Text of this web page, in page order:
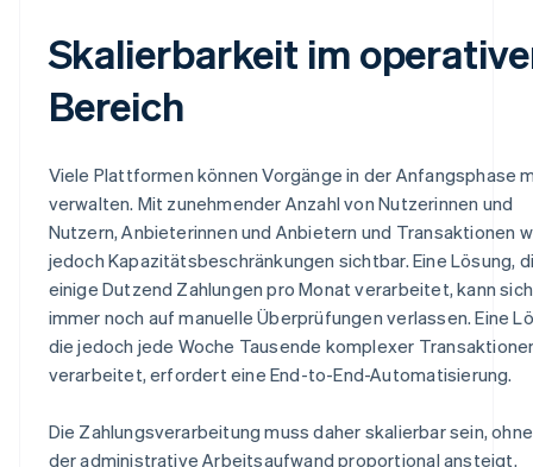
Skalierbarkeit im
Bereich
Viele Plattformen können Vorgänge in der Anfangsphase
verwalten. Mit zunehmender Anzahl von Nutzerinnen und
Nutzern, Anbieterinnen und Anbietern und Transaktionen
jedoch Kapazitätsbeschränkungen sichtbar. Eine Lösung,
einige Dutzend Zahlungen pro Monat verarbeitet, kann sich
immer noch auf manuelle Überprüfungen verlassen. Eine
die jedoch jede Woche Tausende komplexer
verarbeitet, erfordert eine End-to-End-Automatisierung.
Die Zahlungsverarbeitung muss daher skalierbar sein,
der administrative Arbeitsaufwand proportional ansteigt.